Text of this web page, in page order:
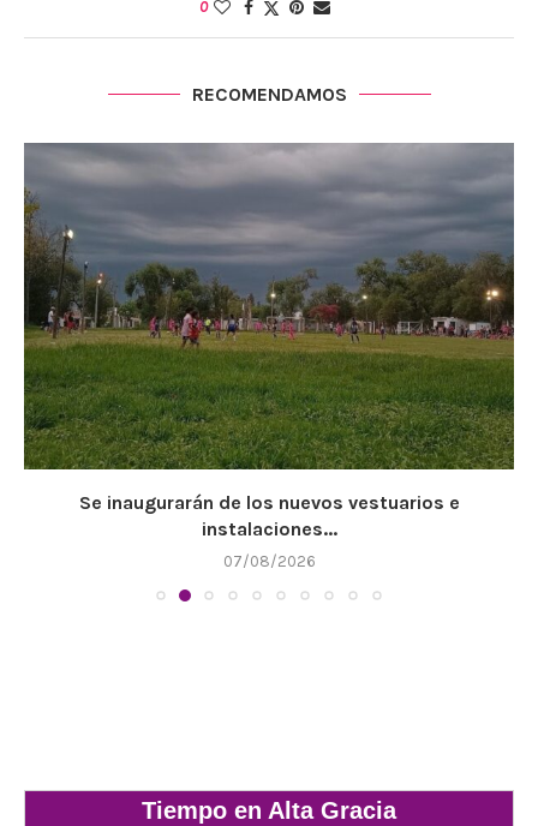
0
RECOMENDAMOS
Se inaugurarán de los nuevos vestuarios e
instalaciones...
07/08/2026
Tiempo en Alta Gracia